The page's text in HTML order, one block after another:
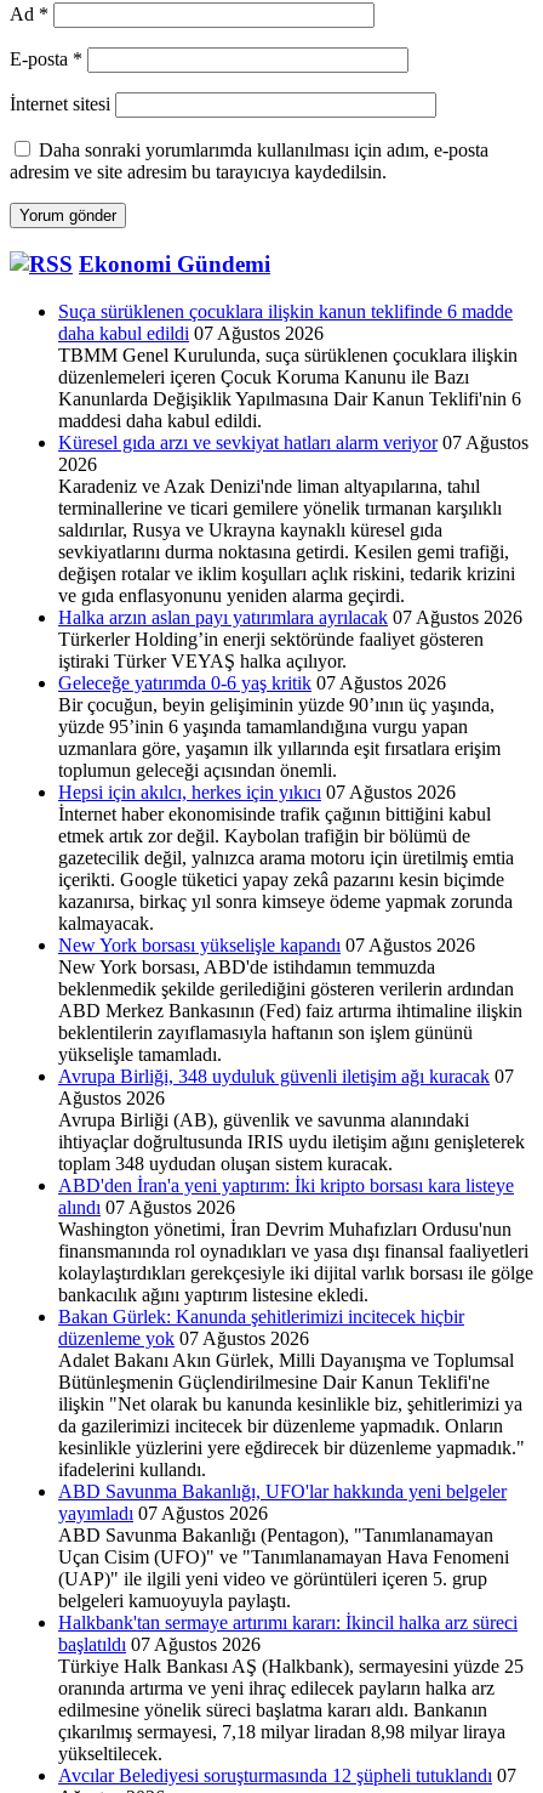
Ad *
E-posta *
İnternet sitesi
Daha sonraki yorumlarımda kullanılması için adım, e-posta
adresim ve site adresim bu tarayıcıya kaydedilsin.
Ekonomi Gündemi
Suça sürüklenen çocuklara ilişkin kanun teklifinde 6 madde
daha kabul edildi 07 Ağustos 2026
TBMM Genel Kurulunda, suça sürüklenen çocuklara ilişkin
düzenlemeleri içeren Çocuk Koruma Kanunu ile Bazı
Kanunlarda Değişiklik Yapılmasına Dair Kanun Teklifi'nin 6
maddesi daha kabul edildi.
Küresel gıda arzı ve sevkiyat hatları alarm veriyor 07 Ağustos
2026
Karadeniz ve Azak Denizi'nde liman altyapılarına, tahıl
terminallerine ve ticari gemilere yönelik tırmanan karşılıklı
saldırılar, Rusya ve Ukrayna kaynaklı küresel gıda
sevkiyatlarını durma noktasına getirdi. Kesilen gemi trafiği,
değişen rotalar ve iklim koşulları açlık riskini, tedarik krizini
ve gıda enflasyonunu yeniden alarma geçirdi.
Halka arzın aslan payı yatırımlara ayrılacak 07 Ağustos 2026
Türkerler Holding’in enerji sektöründe faaliyet göste­ren
iştiraki Türker VEYAŞ halka açılıyor.
Geleceğe yatırımda 0-6 yaş kritik 07 Ağustos 2026
Bir çocuğun, beyin gelişiminin yüzde 90’ının üç yaşında,
yüzde 95’inin 6 yaşında tamamlandığına vurgu yapan
uzmanlara göre, yaşamın ilk yıllarında eşit fırsatlara erişim
toplumun geleceği açısından önemli.
Hepsi için akılcı, herkes için yıkıcı 07 Ağustos 2026
İnternet haber ekonomisinde trafik çağının bittiğini kabul
etmek artık zor değil. Kaybolan trafiğin bir bölümü de
gazetecilik değil, yalnızca arama motoru için üretilmiş emtia
içerikti. Google tüketici yapay zekâ pazarını kesin biçimde
kazanırsa, birkaç yıl sonra kimseye ödeme yapmak zorunda
kalmayacak.
New York borsası yükselişle kapandı 07 Ağustos 2026
New York borsası, ABD'de istihdamın temmuzda
beklenmedik şekilde gerilediğini gösteren verilerin ardından
ABD Merkez Bankasının (Fed) faiz artırma ihtimaline ilişkin
beklentilerin zayıflamasıyla haftanın son işlem gününü
yükselişle tamamladı.
Avrupa Birliği, 348 uyduluk güvenli iletişim ağı kuracak 07
Ağustos 2026
Avrupa Birliği (AB), güvenlik ve savunma alanındaki
ihtiyaçlar doğrultusunda IRIS uydu iletişim ağını genişleterek
toplam 348 uydudan oluşan sistem kuracak.
ABD'den İran'a yeni yaptırım: İki kripto borsası kara listeye
alındı 07 Ağustos 2026
Washington yönetimi, İran Devrim Muhafızları Ordusu'nun
finansmanında rol oynadıkları ve yasa dışı finansal faaliyetleri
kolaylaştırdıkları gerekçesiyle iki dijital varlık borsası ile gölge
bankacılık ağını yaptırım listesine ekledi.
Bakan Gürlek: Kanunda şehitlerimizi incitecek hiçbir
düzenleme yok 07 Ağustos 2026
Adalet Bakanı Akın Gürlek, Milli Dayanışma ve Toplumsal
Bütünleşmenin Güçlendirilmesine Dair Kanun Teklifi'ne
ilişkin "Net olarak bu kanunda kesinlikle biz, şehitlerimizi ya
da gazilerimizi incitecek bir düzenleme yapmadık. Onların
kesinlikle yüzlerini yere eğdirecek bir düzenleme yapmadık."
ifadelerini kullandı.
ABD Savunma Bakanlığı, UFO'lar hakkında yeni belgeler
yayımladı 07 Ağustos 2026
ABD Savunma Bakanlığı (Pentagon), "Tanımlanamayan
Uçan Cisim (UFO)" ve "Tanımlanamayan Hava Fenomeni
(UAP)" ile ilgili yeni video ve görüntüleri içeren 5. grup
belgeleri kamuoyuyla paylaştı.
Halkbank'tan sermaye artırımı kararı: İkincil halka arz süreci
başlatıldı 07 Ağustos 2026
Türkiye Halk Bankası AŞ (Halkbank), sermayesini yüzde 25
oranında artırma ve yeni ihraç edilecek payların halka arz
edilmesine yönelik süreci başlatma kararı aldı. Bankanın
çıkarılmış sermayesi, 7,18 milyar liradan 8,98 milyar liraya
yükseltilecek.
Avcılar Belediyesi soruşturmasında 12 şüpheli tutuklandı 07